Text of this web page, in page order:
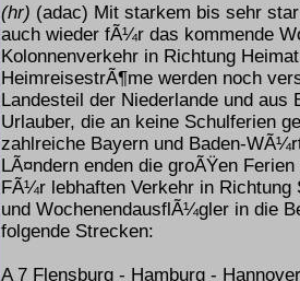
(hr) (adac) Mit starkem bis sehr
auch wieder fÃ¼r das kommende
Kolonnenverkehr in Richtung
HeimreisestrÃ¶me werden noch
Landesteil der Niederlande und
Urlauber, die an keine Schulferien
zahlreiche Bayern und Baden-
LÃ¤ndern enden die groÃŸen
FÃ¼r lebhaften Verkehr in
und WochenendausflÃ¼gler in die
folgende Strecken:
A 7 Flensburg - Hamburg -